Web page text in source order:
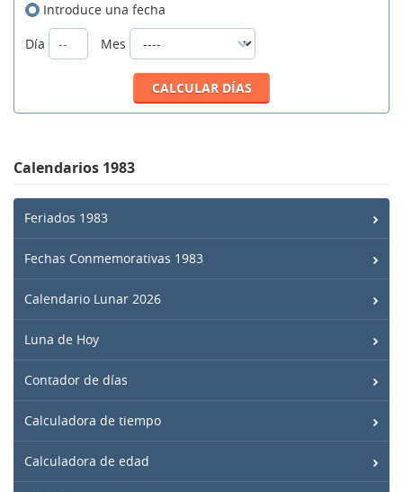
Introduce una fecha
Día
Mes
Calendarios 1983
Feriados 1983
Fechas Conmemorativas 1983
Calendario Lunar 2026
Luna de Hoy
Contador de días
Calculadora de tiempo
Calculadora de edad